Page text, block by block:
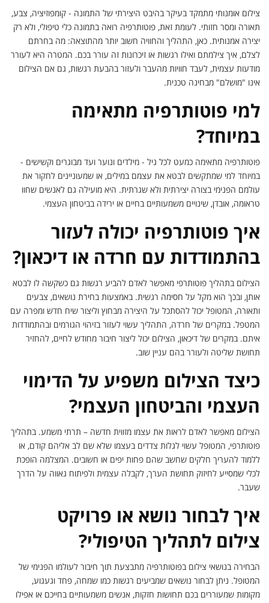
צילום אומנותי מתמקד בעיקר בהיבט היצירתי של התמונה - קומפוזיציה, צבע,
תאורה ומסר חזותי. לעומת זאת, פוטותרפיה רואה בתמונה כלי טיפולי, ולא רק
יצירה אמנותית. כאן, התהליך והחוויה חשוב יותר מהתוצאה: מה בחרתם
לצלם, איך צילמתם ואילו רגשות או זיכרונות זה עורר בכם. המטרה היא לעורר
מודעות עצמית, לעבד חוויות מהעבר ולעזור בהבעת רגשות, גם אם הצילום
אינו "מושלם" מבחינה טכנית.
למי פוטותרפיה מתאימה
במיוחד?
פוטותרפיה מתאימה כמעט לכל גיל - מילדים ונוער ועד מבוגרים וקשישים -
במיוחד למי שמתקשים לבטא את עצמם במילים, או שמעוניינים לחקור את
עולמם הפנימי בצורה יצירתית ולא שגרתית. היא מועילה גם לאנשים שחוו
טראומה, אובדן, שינויים משמעותיים בחיים או ירידה בביטחון העצמי.
איך פוטותרפיה יכולה לעזור
בהתמודדות עם חרדה או דיכאון?
הצילום בתהליך פוטותרפי מאפשר לאדם להביע רגשות גם כשקשה לו לבטא
אותן, ובכך הוא מקל על חסימה רגשית. באמצעות בחירת נושאים, צבעים
ותאורה, המטופל יכול להסתכל על היצירה מבחוץ וליצור שיח חדש ומפרה עם
המטפל. במקרים של חרדה, התהליך עשוי לעזור בזיהוי הגורמים ובהתמודדות
איתם. במקרים של דיכאון, הצילום יכול ליצור חיבור מחודש לחיים, להחזיר
תחושת שליטה ולעורר בהם עניין שוב.
כיצד הצילום משפיע על הדימוי
העצמי והביטחון העצמי?
הצילום מאפשר לאדם לראות את עצמו מזווית חדשה – תרתי משמע. בתהליך
פוטותרפי, המטופל עשוי לגלות צדדים בעצמו שלא שם לב אליהם קודם, או
ללמוד להעריך חלקים שחשב שהם פחות יפים או חשובים. המצלמה הופכת
לכלי שמסייע לחיזוק תחושת הערך, לקבלה עצמית ולפיתוח גאווה על הדרך
שעבר.
איך לבחור נושא או פרויקט
צילום לתהליך הטיפולי?
הבחירה בנושאי צילום בפוטותרפיה מתבצעת תוך חיבור לעולמו הפנימי של
המטופל. ניתן לבחור נושאים שמביעים רגשות כמו שמחה, פחד וגעגוע,
מקומות שמעוררים בכם תחושות חזקות, אנשים משמעותיים בחייכם או אפילו